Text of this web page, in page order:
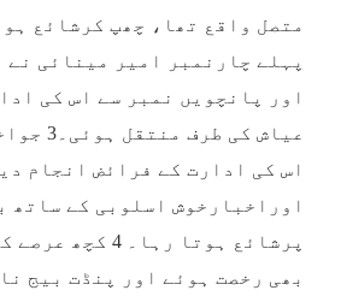
پہلے چارنمبر امیر مینائی نے
اور پانچویں نمبر سے اس کی
عیاش کی
اس کی ادارت کے فرائض انجام
اوراخبارخوش اسلوبی کے ساتھ
پرشائع ہوتا
بھی رخصت ہوئے اور پنڈت بیج